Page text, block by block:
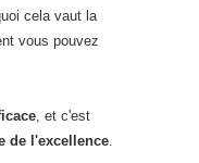
cela vaut la
vous pouvez
, et c'est
de l'excellence.